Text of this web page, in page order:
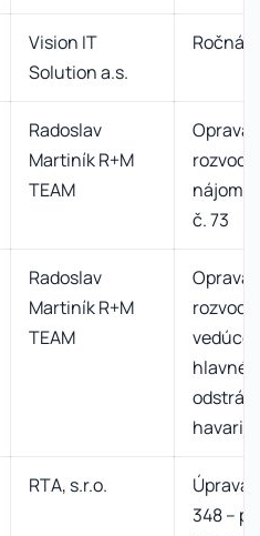
Vision IT
Solution a.s.
Ročná
Radoslav
Martiník R+M
TEAM
Oprava
č. 73
Radoslav
Martiník R+M
TEAM
Oprava
RTA, s.r.o.
Úprava
348 –